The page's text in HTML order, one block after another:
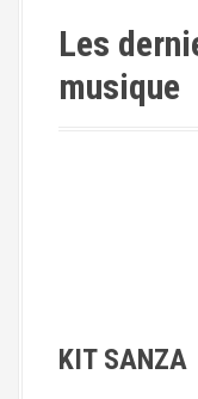
Les
musique
KIT SANZA